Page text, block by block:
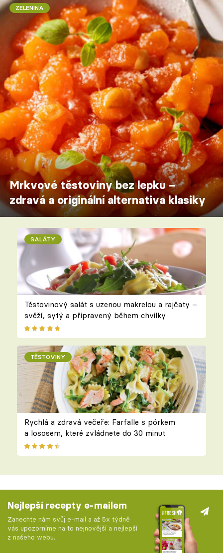
ZELENINA
Mrkvové těstoviny bez lepku –
zdravá a originální alternativa klasiky
SALÁTY
Těstovinový salát s uzenou makrelou a rajčaty –
svěží, sytý a připravený během chvilky
TĚSTOVINY
Rychlá a zdravá večeře: Farfalle s pórkem
a lososem, které zvládnete do 30 minut
Nejlepší recepty e-mailem
Zanechte nám svůj e-mail a až 5x týdně
vás upozorníme na to nejnovější a nejlepší
z našeho webu.